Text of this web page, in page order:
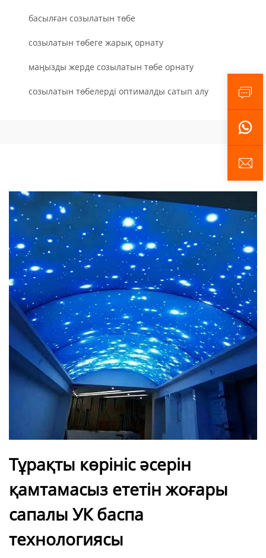
басылған созылатын төбе
созылатын төбеге жарық орнату
маңызды жерде созылатын төбе орнату
созылатын төбелерді оптималды сатып алу
Тұрақты көрініс әсерін
қамтамасыз ететін жоғары
сапалы УК баспа
технологиясы